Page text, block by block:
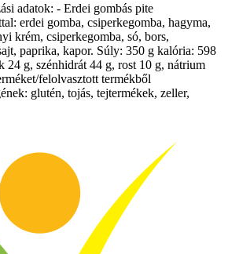
adatok: - Erdei gombás pite
erdei gomba, csiperkegomba, hagyma,
krém, csiperkegomba, só, bors,
paprika, kapor. Súly: 350 g kalória: 598
24 g, szénhidrát 44 g, rost 10 g, nátrium
felolvasztott termékből
glutén, tojás, tejtermékek, zeller,